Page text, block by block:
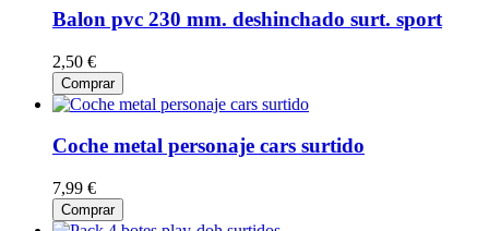
Balon pvc 230 mm. deshinchado surt. sport
2,50 €
Comprar
Coche metal personaje cars surtido
7,99 €
Comprar